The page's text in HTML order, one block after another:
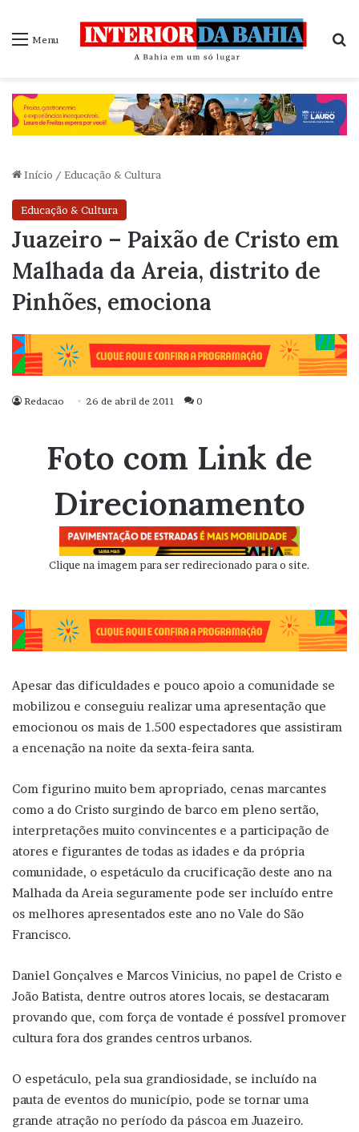
Menu
Início / Educação & Cultura
Educação & Cultura
Juazeiro – Paixão de Cristo em
Malhada da Areia, distrito de
Pinhões, emociona
Redacao 26 de abril de 2011 0
Foto com Link de
Direcionamento
Clique na imagem para ser redirecionado para o site.
Apesar das dificuldades e pouco apoio a comunidade se
mobilizou e conseguiu realizar uma apresentação que
emocionou os mais de 1.500 espectadores que assistiram
a encenação na noite da sexta-feira santa.
Com figurino muito bem apropriado, cenas marcantes
como a do Cristo surgindo de barco em pleno sertão,
interpretações muito convincentes e a participação de
atores e figurantes de todas as idades e da própria
comunidade, o espetáculo da crucificação deste ano na
Malhada da Areia seguramente pode ser incluído entre
os melhores apresentados este ano no Vale do São
Francisco.
Daniel Gonçalves e Marcos Vinicius, no papel de Cristo e
João Batista, dentre outros atores locais, se destacaram
provando que, com força de vontade é possível promover
cultura fora dos grandes centros urbanos.
O espetáculo, pela sua grandiosidade, se incluído na
pauta de eventos do município, pode se tornar uma
grande atração no período da páscoa em Juazeiro.